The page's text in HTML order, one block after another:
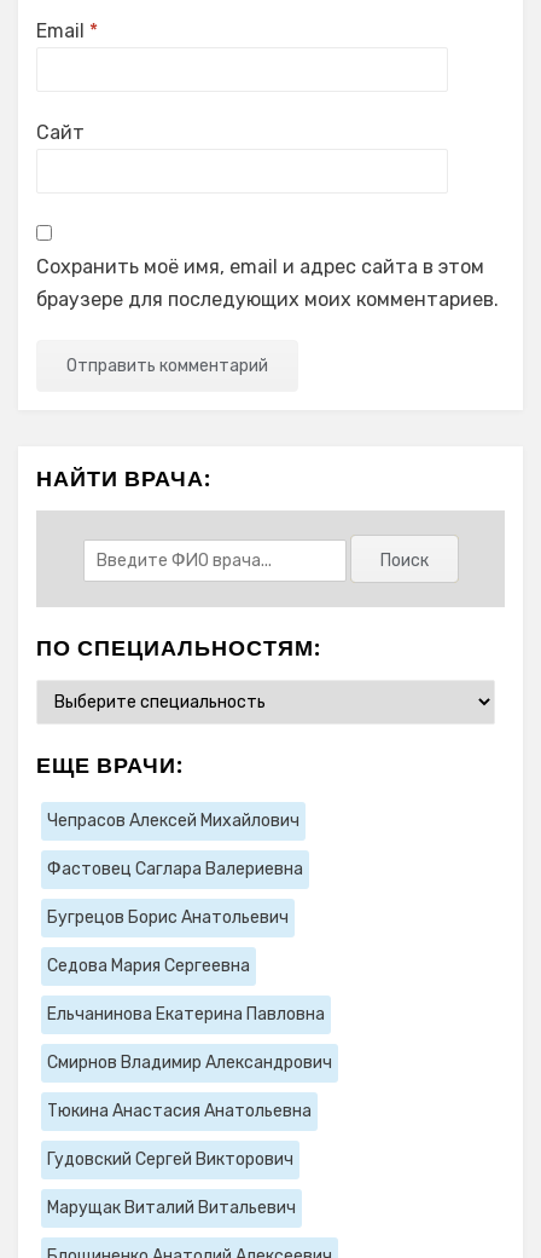
Email *
Сайт
Сохранить моё имя, email и адрес сайта в этом
браузере для последующих моих комментариев.
НАЙТИ ВРАЧА:
ПО СПЕЦИАЛЬНОСТЯМ:
ЕЩЕ ВРАЧИ:
Чепрасов Алексей Михайлович
Фастовец Саглара Валериевна
Бугрецов Борис Анатольевич
Седова Мария Сергеевна
Ельчанинова Екатерина Павловна
Смирнов Владимир Александрович
Тюкина Анастасия Анатольевна
Гудовский Сергей Викторович
Марущак Виталий Витальевич